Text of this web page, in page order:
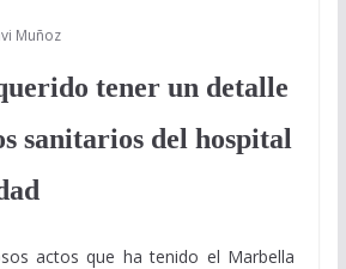
Muñoz
tener un detalle
sanitarios del hospital
actos que ha tenido el Marbella